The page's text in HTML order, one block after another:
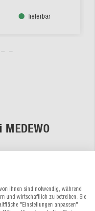
lieferbar
sind
ihnen sind notwendig, während
und wirtschaftlich zu betreiben. Sie
"Einstellungen anpassen"